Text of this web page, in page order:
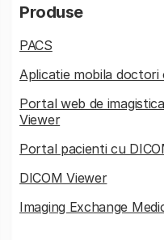
Produse
PACS
Aplicatie mobila doctori
Portal web de
Viewer
Portal pacienti cu
DICOM Viewer
Imaging Exchange